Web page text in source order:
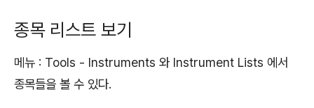
종목 리스트 보기
메뉴 : Tools - Instruments 와 Instrument Lists 에서
종목들을 볼 수 있다.